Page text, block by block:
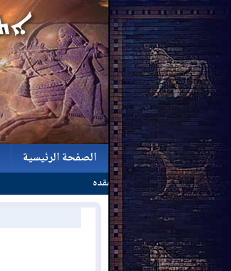
الصفحة الرئيسية
الصفحة الرئيسية